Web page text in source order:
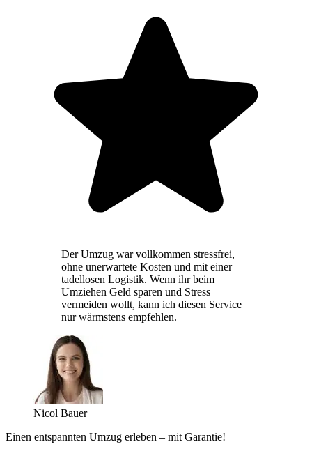
Der Umzug war vollkommen stressfrei,
ohne unerwartete Kosten und mit einer
tadellosen Logistik. Wenn ihr beim
Umziehen Geld sparen und Stress
vermeiden wollt, kann ich diesen Service
nur wärmstens empfehlen.
Nicol Bauer
Einen entspannten Umzug erleben – mit Garantie!